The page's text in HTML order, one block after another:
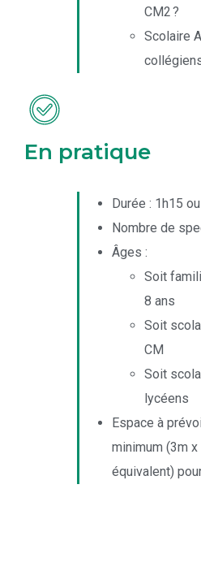
CM2 ?
Scolaire
En pratique
Durée : 1h15
Nombre de
Âges :
Soit
8 ans
Soit
CM
Soit
lycéens
Espace à
minimum (3m
équivalent)